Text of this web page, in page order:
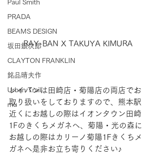
Paul Smith
PRADA
BEAMS DESIGN
坂田銀次郎
CLAYTON FRANKLIN
銘品晴夫作
Urban Trail
mu
RAY-BAN X TAKUYA KIMURA
レイバンは田崎店・菊陽店の両店でお
取り扱いをしておりますので、熊本駅
近くにお越しの際はイオンタウン田崎
1Fのきくちメガネへ、菊陽・光の森に
お越しの際はカリーノ菊陽1Fきくちメ
ガネへ是非お立ち寄りください♪